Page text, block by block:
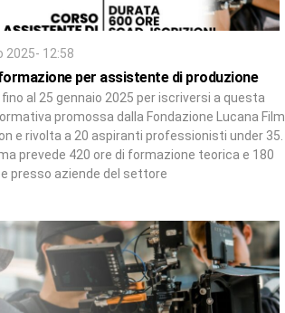
2025- 12:58
per assistente di produzione
fino al 25 gennaio 2025 per iscriversi a questa
promossa dalla Fondazione Lucana Film
e rivolta a 20 aspiranti professionisti under 35.
prevede 420 ore di formazione teorica e 180
presso aziende del settore